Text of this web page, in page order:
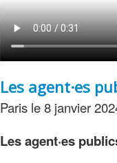
Les agent·es
Paris le 8 janvier
Les agent·es